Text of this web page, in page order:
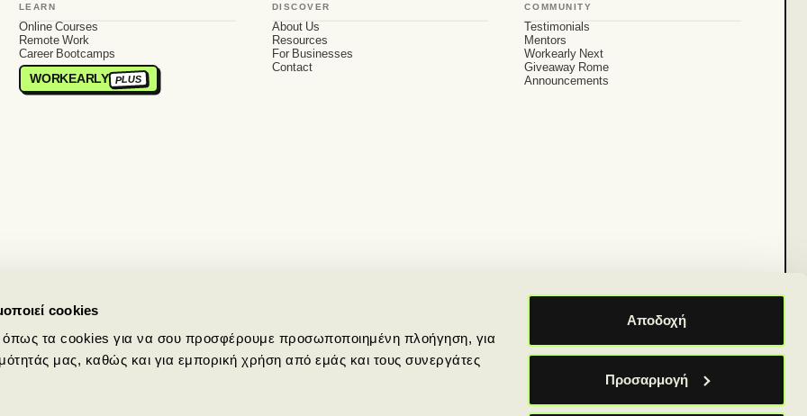
cookies
όπως τα cookies για να σου προσφέρουμε προσωποποιημένη πλοήγηση, για
μας, καθώς και για εμπορική χρήση από εμάς και τους συνεργάτες
Αποδοχή
Προσαρμογή
LEARN
Online Courses
Remote Work
Career Bootcamps
WORKEARLY PLUS
DISCOVER
About Us
Resources
For Businesses
Contact
COMMUNITY
Testimonials
Mentors
Workearly Next
Giveaway Rome
Announcements
Attica· GBΛονδίνο+44 20 4579 3466
156a Burnt Oak Broadway, Edgware, London, HA8 0AX· CYΛεμεσός +357 25 123088
Omonoias Avenue 13, Limassol 3052, Cyprus